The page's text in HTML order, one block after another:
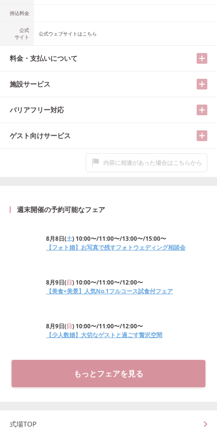
持込料金
公式
サイト
公式ウェブサイトはこちら
料金・支払いについて
施設サービス
バリアフリー対応
ゲスト向けサービス
内容に相違があった場合はこちらから
週末開催の予約可能なフェア
8月8日(土) 10:00〜/11:00〜/13:00〜/15:00〜
【フォト婚】お写真で残すフォトウェディング相談会
8月9日(日) 10:00〜/11:00〜/12:00〜
【美食×美景】人気No.1フルコース試食付フェア
8月9日(日) 10:00〜/11:00〜/12:00〜
【少人数婚】大切なゲストと過ごす贅沢空間
もっとフェアを見る
式場TOP